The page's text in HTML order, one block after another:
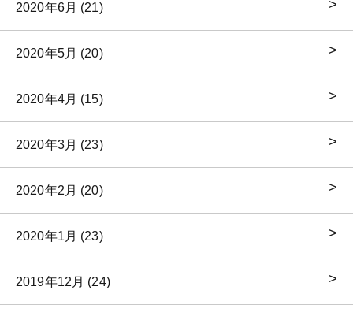
2020年6月 (21)
2020年5月 (20)
2020年4月 (15)
2020年3月 (23)
2020年2月 (20)
2020年1月 (23)
2019年12月 (24)